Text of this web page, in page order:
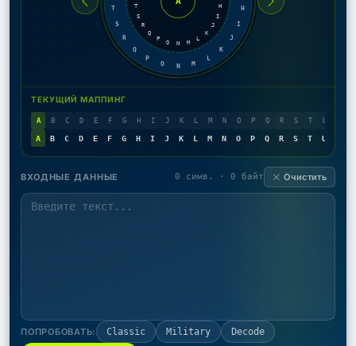
H
I
J
K
L
M
N
O
P
Q
R
S
T
H
I
J
K
L
M
N
O
P
Q
R
S
T
ТЕКУЩИЙ МАППИНГ
A B C D E F G H I J K M N O P Q R S T
A B C D E F G H I J K L M N O P Q R S T U
ВХОДНЫЕ ДАННЫЕ 0 симв. · 0 байт Очистить
ПОПРОБОВАТЬ: Classic Military Decode